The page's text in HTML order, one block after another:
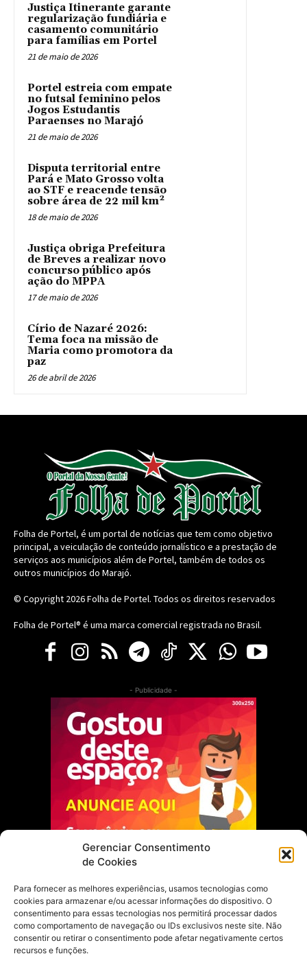
Gerenciar Consentimento
de Cookies
Para fornecer as melhores experiências, usamos tecnologias como
cookies para armazenar e/ou acessar informações do dispositivo. O
consentimento para essas tecnologias nos permitirá processar dados
como comportamento de navegação ou IDs exclusivos neste site. Não
consentir ou retirar o consentimento pode afetar negativamente certos
recursos e funções.
Justiça Itinerante garante
regularização fundiária e
casamento comunitário
para famílias em Portel
21 de maio de 2026
Portel estreia com empate
no futsal feminino pelos
Jogos Estudantis
Paraenses no Marajó
21 de maio de 2026
Disputa territorial entre
Pará e Mato Grosso volta
ao STF e reacende tensão
sobre área de 22 mil km²
18 de maio de 2026
Justiça obriga Prefeitura
de Breves a realizar novo
concurso público após
ação do MPPA
17 de maio de 2026
Círio de Nazaré 2026:
Tema foca na missão de
Maria como promotora da
paz
26 de abril de 2026
Folha de Portel, é um portal de notícias que tem como objetivo
principal, a veiculação de conteúdo jornalístico e a prestação de
serviços aos municípios além de Portel, também de todos os
outros municípios do Marajó.
© Copyright 2026Folha de Portel. Todos os direitos reservados
Folha de Portel® é uma marca comercial registrada no Brasil.
- Publicidade -
Escolha do Editor
Justiça Itinerante garante regularização
fundiária e casamento comunitário para
famílias em Portel